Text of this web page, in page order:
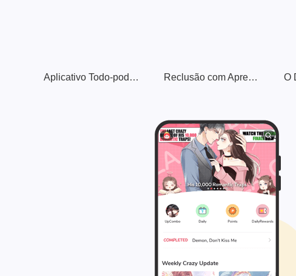
Aplicativo Todo-poderoso Reclusão com Aprendizes